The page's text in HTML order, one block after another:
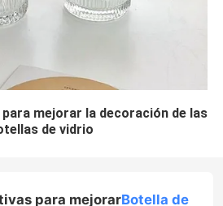
mejorar la decoración de las
de vidrio
para mejorarBotella de